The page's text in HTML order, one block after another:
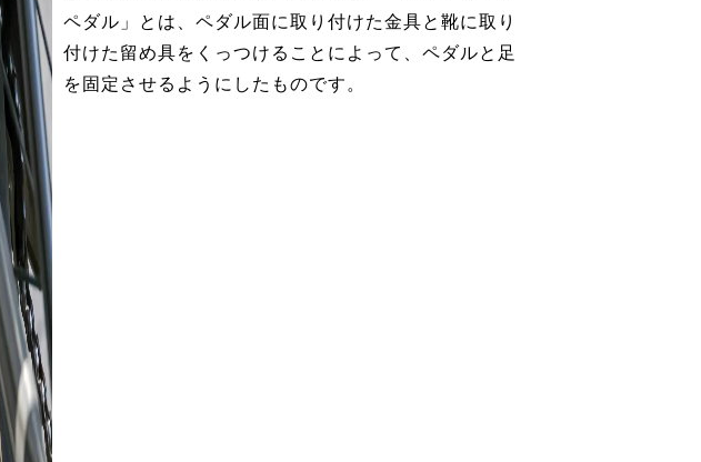
ペダル」とは、ペダル面に取り付けた金具と靴に取り
付けた留め具をくっつけることによって、ペダルと足
を固定させるようにしたものです。